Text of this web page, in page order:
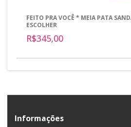
FEITO PRA VOCÊ * MEIA PATA
ESCOLHER
R$345,00
Informações